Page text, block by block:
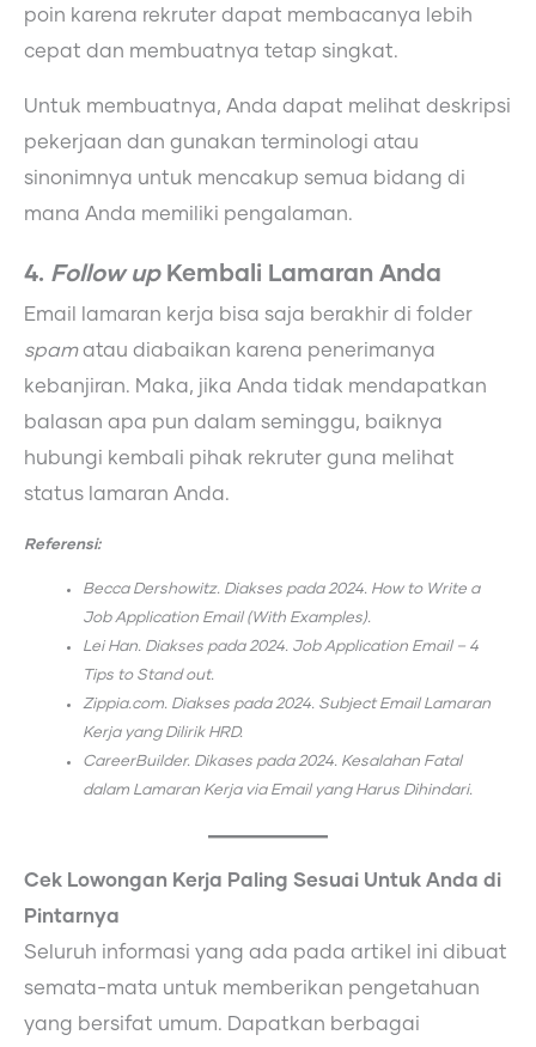
poin karena rekruter dapat membacanya lebih
cepat dan membuatnya tetap singkat.
Untuk membuatnya, Anda dapat melihat deskripsi
pekerjaan dan gunakan terminologi atau
sinonimnya untuk mencakup semua bidang di
mana Anda memiliki pengalaman.
4. Follow upKembali Lamaran Anda
Email lamaran kerja bisa saja berakhir di folder
spamatau diabaikan karena penerimanya
kebanjiran. Maka, jika Anda tidak mendapatkan
balasan apa pun dalam seminggu, baiknya
hubungi kembali pihak rekruter guna melihat
status lamaran Anda.
Referensi:
Becca Dershowitz. Diakses pada 2024. How to Write a
Job Application Email (With Examples).
Lei Han. Diakses pada 2024. Job Application Email – 4
Tips to Stand out.
Zippia.com. Diakses pada 2024. Subject Email Lamaran
Kerja yang Dilirik HRD.
CareerBuilder. Dikases pada 2024. Kesalahan Fatal
dalam Lamaran Kerja via Email yang Harus Dihindari.
Cek Lowongan Kerja Paling Sesuai Untuk Anda di
Pintarnya
Seluruh informasi yang ada pada artikel ini dibuat
semata-mata untuk memberikan pengetahuan
yang bersifat umum. Dapatkan berbagai